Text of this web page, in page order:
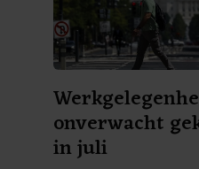
onverwacht
in juli